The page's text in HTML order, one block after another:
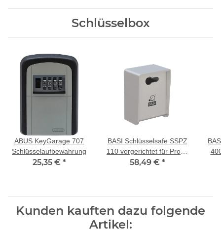
Schlüsselbox
ABUS KeyGarage 707
Schlüsselaufbewahrung
25,35 € *
BASI Schlüsselsafe SSPZ
110 vorgerichtet für Profil-
Halbzylinder
58,49 € *
Kunden kauften dazu folgende
Artikel: